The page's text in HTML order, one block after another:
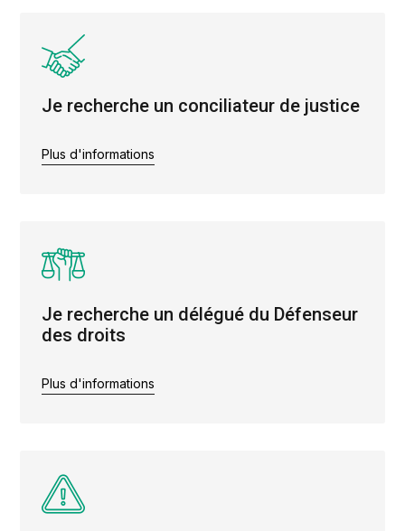
Je recherche un conciliateur de justice
Plus d'informations
Je recherche un délégué du Défenseur
des droits
Plus d'informations